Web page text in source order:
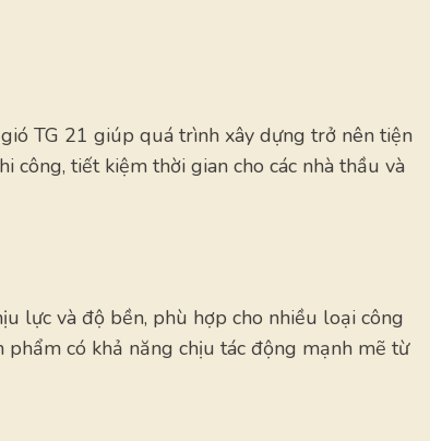
TG 21 giúp quá trình xây dựng trở nên tiện
công, tiết kiệm thời gian cho các nhà thầu và
lực và độ bền, phù hợp cho nhiều loại công
phẩm có khả năng chịu tác động mạnh mẽ từ